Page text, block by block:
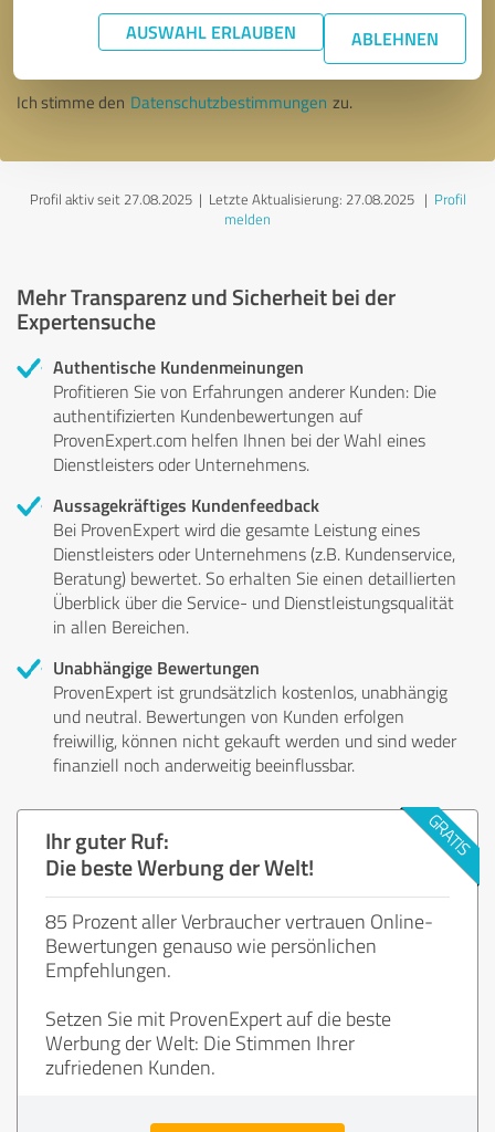
AUSWAHL ERLAUBEN ABLEHNEN
Nachricht senden
Ich stimme den Datenschutzbestimmungen zu.
Profil aktiv seit 27.08.2025 | Letzte Aktualisierung: 27.08.2025| Profil
melden
Mehr Transparenz und Sicherheit bei der
Expertensuche
Authentische Kundenmeinungen
Profitieren Sie von Erfahrungen anderer Kunden: Die
authentifizierten Kundenbewertungen auf
ProvenExpert.com helfen Ihnen bei der Wahl eines
Dienstleisters oder Unternehmens.
Aussagekräftiges Kundenfeedback
Bei ProvenExpert wird die gesamte Leistung eines
Dienstleisters oder Unternehmens (z.B. Kundenservice,
Beratung) bewertet. So erhalten Sie einen detaillierten
Überblick über die Service- und Dienstleistungsqualität
in allen Bereichen.
Unabhängige Bewertungen
ProvenExpert ist grundsätzlich kostenlos, unabhängig
und neutral. Bewertungen von Kunden erfolgen
freiwillig, können nicht gekauft werden und sind weder
finanziell noch anderweitig beeinflussbar.
Ihr guter Ruf:
Die beste Werbung der Welt!
85 Prozent aller Verbraucher vertrauen Online-
Bewertungen genauso wie persönlichen
Empfehlungen.
Setzen Sie mit ProvenExpert auf die beste
Werbung der Welt: Die Stimmen Ihrer
zufriedenen Kunden.